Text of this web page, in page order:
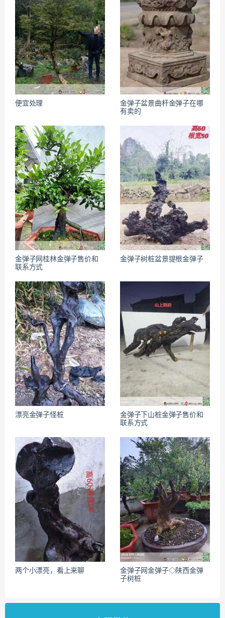
便宜处理
金弹子盆景曲杆金弹子在哪
有卖的
金弹子网桂林金弹子售价和
联系方式
金弹子树桩盆景提根金弹子
漂亮金弹子怪桩
金弹子下山桩金弹子售价和
联系方式
两个小漂亮，看上来聊
金弹子网金弹子◇陕西金弹
子树桩